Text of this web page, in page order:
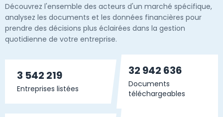
Découvrez l'ensemble des acteurs d'un marché spécifique,
analysez les documents et les données financières pour
prendre des décisions plus éclairées dans la gestion
quotidienne de votre entreprise.
3 542 219
Entreprises listées
32 942 636
Documents
téléchargeables